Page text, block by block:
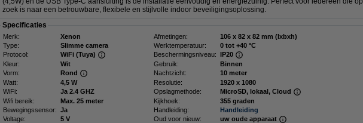
zoek is naar een betrouwbare, flexibele en stijlvolle indoor beveiligingsoplossing.
Specificaties
Merk: Xenon Afmetingen:
106 x 82 x 82 mm (lxbxh)
Type:
Slimme camera Werktemperatuur:
0 tot +40 °C
Protocol:
WiFi (Tuya) Beschermingsniveau: IP20
Kleur:
Wit Gebruik:
Binnen
Vorm:
Rond Nachtzicht:
10 meter
Watt:
4,5 W Resolutie:
1920 x 1080
WiFi:
Ja 2.4 GHZ Opslagmethode:
MicroSD, lokaal, Cloud
Wifi bereik:
Max. 25 meter Kijkhoek:
355 graden
Bewegingssensor: Ja Handleiding:
Handleiding
Voltage:
5 V Oud voor nieuw:
uw oude apparaat